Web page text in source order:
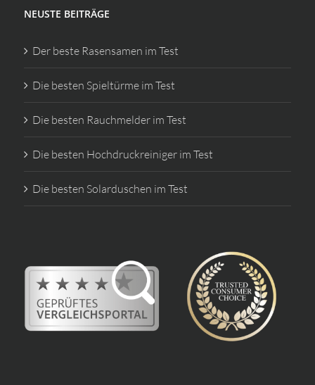
NEUSTE BEITRÄGE
Der beste Rasensamen im Test
Die besten Spieltürme im Test
Die besten Rauchmelder im Test
Die besten Hochdruckreiniger im Test
Die besten Solarduschen im Test